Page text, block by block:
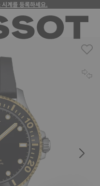
계를 등록하세요.